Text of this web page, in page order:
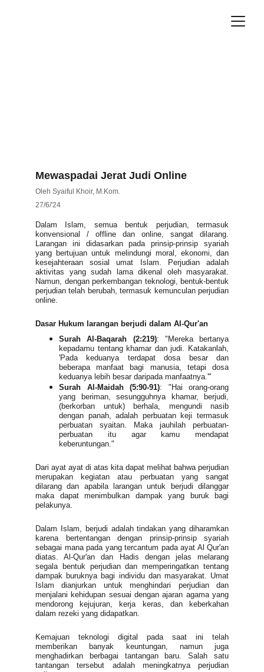
Mewaspadai Jerat Judi Online
Oleh Syaiful Khoir, M.Kom.
27/6/'24
Dalam Islam, semua bentuk perjudian, termasuk
konvensional / offline dan online, sangat dilarang.
Larangan ini didasarkan pada prinsip-prinsip syariah
yang bertujuan untuk melindungi moral, ekonomi, dan
kesejahteraan sosial umat Islam. Perjudian adalah
aktivitas yang sudah lama dikenal oleh masyarakat.
Namun, dengan perkembangan teknologi, bentuk-bentuk
perjudian telah berubah, termasuk kemunculan perjudian
online.
Dasar Hukum larangan berjudi dalam Al-Qur'an
Surah Al-Baqarah (2:219): "Mereka bertanya
kepadamu tentang khamar dan judi. Katakanlah,
'Pada keduanya terdapat dosa besar dan
beberapa manfaat bagi manusia, tetapi dosa
keduanya lebih besar daripada manfaatnya.'"
Surah Al-Maidah (5:90-91): "Hai orang-orang
yang beriman, sesungguhnya khamar, berjudi,
(berkorban untuk) berhala, mengundi nasib
dengan panah, adalah perbuatan keji termasuk
perbuatan syaitan. Maka jauhilah perbuatan-
perbuatan itu agar kamu mendapat
keberuntungan."
Dari ayat ayat di atas kita dapat melihat bahwa perjudian
merupakan kegiatan atau perbuatan yang sangat
dilarang dan apabila larangan untuk berjudi dilanggar
maka dapat menimbulkan dampak yang buruk bagi
pelakunya.
Dalam Islam, berjudi adalah tindakan yang diharamkan
karena bertentangan dengan prinsip-prinsip syariah
sebagai mana pada yang tercantum pada ayat Al Qur'an
diatas. Al-Qur'an dan Hadis dengan jelas melarang
segala bentuk perjudian dan memperingatkan tentang
dampak buruknya bagi individu dan masyarakat. Umat
Islam dianjurkan untuk menghindari perjudian dan
menjalani kehidupan sesuai dengan ajaran agama yang
mendorong kejujuran, kerja keras, dan keberkahan
dalam rezeki yang didapatkan.
Kemajuan teknologi digital pada saat ini telah
memberikan banyak keuntungan, namun juga
menghadirkan berbagai tantangan baru. Salah satu
tantangan tersebut adalah meningkatnya perjudian